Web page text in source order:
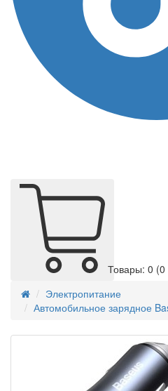
Товары: 0 (0
Электропитание
Автомобильное зарядное